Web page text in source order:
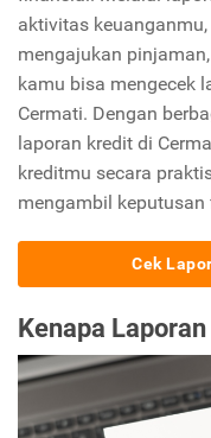
aktivitas
mengajukan
kamu bisa mengecek
Cermati. Dengan
laporan kredit di
kreditmu secara
mengambil
Cek
Kenapa